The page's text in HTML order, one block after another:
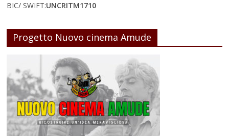
BIC/ SWIFT:UNCRITM1710
Progetto Nuovo cinema Amude